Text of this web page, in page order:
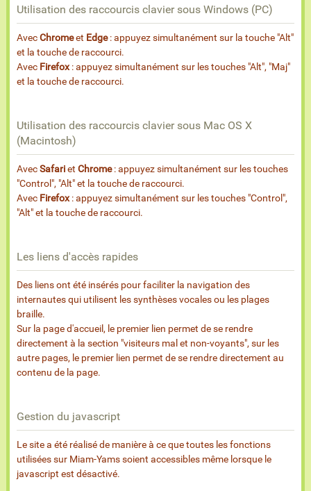
Utilisation des raccourcis clavier sous Windows (PC)
AvecChromeet Edge: appuyez simultanément sur la touche "Alt"
et la touche de raccourci.
Avec Firefox: appuyez simultanément sur les touches "Alt", "Maj"
et la touche de raccourci.
Utilisation des raccourcis clavier sous Mac OS X
(Macintosh)
AvecSafariet Chrome: appuyez simultanément sur les touches
"Control", "Alt" et la touche de raccourci.
Avec Firefox: appuyez simultanément sur les touches "Control",
"Alt" et la touche de raccourci.
Les liens d'accès rapides
Des liens ont été insérés pour faciliter la navigation des
internautes qui utilisent les synthèses vocales ou les plages
braille.
Sur la page d'accueil, le premier lien permet de se rendre
directement à la section "visiteurs mal et non-voyants", sur les
autre pages, le premier lien permet de se rendre directement au
contenu de la page.
Gestion du javascript
Le site a été réalisé de manière à ce que toutes les fonctions
utilisées sur Miam-Yams soient accessibles même lorsque le
javascript est désactivé.